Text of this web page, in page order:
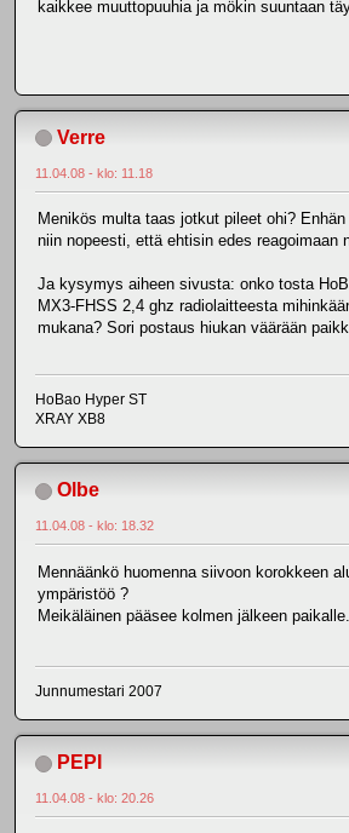
kaikkee muuttopuuhia ja mökin suuntaan
Verre
11.04.08 - klo: 11.18
Menikös multa taas jotkut pileet ohi?
niin nopeesti, että ehtisin edes reagoimaan
Ja kysymys aiheen sivusta: onko tosta
MX3-FHSS 2,4 ghz radiolaitteesta
mukana? Sori postaus hiukan väärään
HoBao Hyper ST
XRAY XB8
Olbe
11.04.08 - klo: 18.32
Mennäänkö huomenna siivoon korokkeen
ympäristöö ?
Meikäläinen pääsee kolmen jälkeen paikalle.
Junnumestari 2007
PEPI
11.04.08 - klo: 20.26